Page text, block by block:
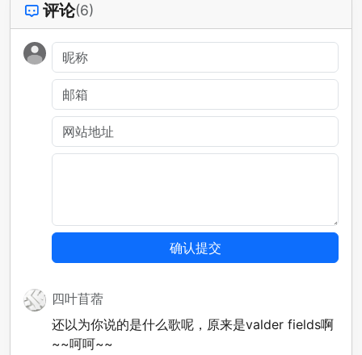
评论(6)
四叶苜蓿
还以为你说的是什么歌呢，原来是valder fields啊
~~呵呵~~